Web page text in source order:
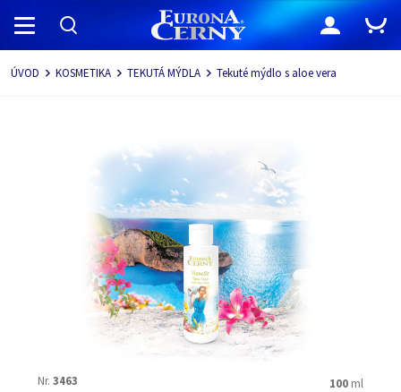
Navigace
ÚVOD KOSMETIKA TEKUTÁ MÝDLA Tekuté mýdlo s aloe vera
Nr. 3463 100 ml